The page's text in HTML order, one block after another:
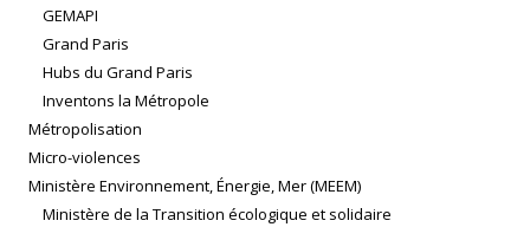
GEMAPI
Grand Paris
Hubs du Grand Paris
Inventons la Métropole
Métropolisation
Micro-violences
Ministère Environnement, Énergie, Mer (MEEM)
Ministère de la Transition écologique et solidaire